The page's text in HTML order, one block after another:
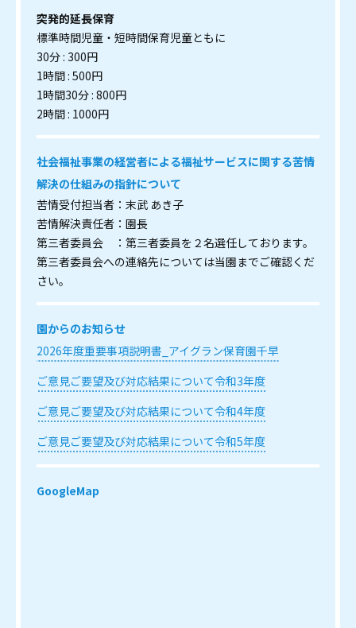
突発的延長保育
標準時間児童・短時間保育児童ともに
30分 : 300円
1時間 : 500円
1時間30分 : 800円
2時間 : 1000円
社会福祉事業の経営者による福祉サービスに関する苦情
解決の仕組みの指針について
苦情受付担当者：末武 あき子
苦情解決責任者：園長
第三者委員会 ：第三者委員を２名選任しております。
第三者委員会への連絡先については当園までご確認くだ
さい。
園からのお知らせ
2026年度重要事項説明書_アイグラン保育園千早
ご意見ご要望及び対応結果について令和3年度
ご意見ご要望及び対応結果について令和4年度
ご意見ご要望及び対応結果について令和5年度
GoogleMap